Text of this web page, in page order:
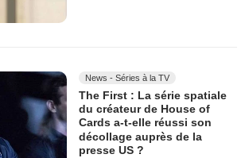
News - Séries à la TV
The First : La série spatiale
du créateur de House of
Cards a-t-elle réussi son
décollage auprès de la
presse US ?